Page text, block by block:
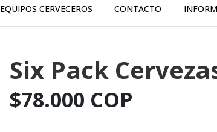
EQUIPOS CERVECEROS CONTACTO
Six Pack
$78.000 COP